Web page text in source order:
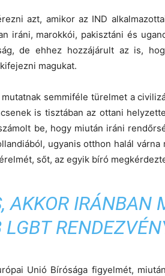
azt, amikor az IND
iráni, marokkói, pakisztáni és
de ehhez hozzájárult az is,
magukat.
semmiféle türelmet a
is tisztában az ottani
be, hogy miután iráni
ugyanis otthon halál várna
sőt, az egyik bíró
AKKOR IRÁNBAN
Unió Bírósága figyelmét,